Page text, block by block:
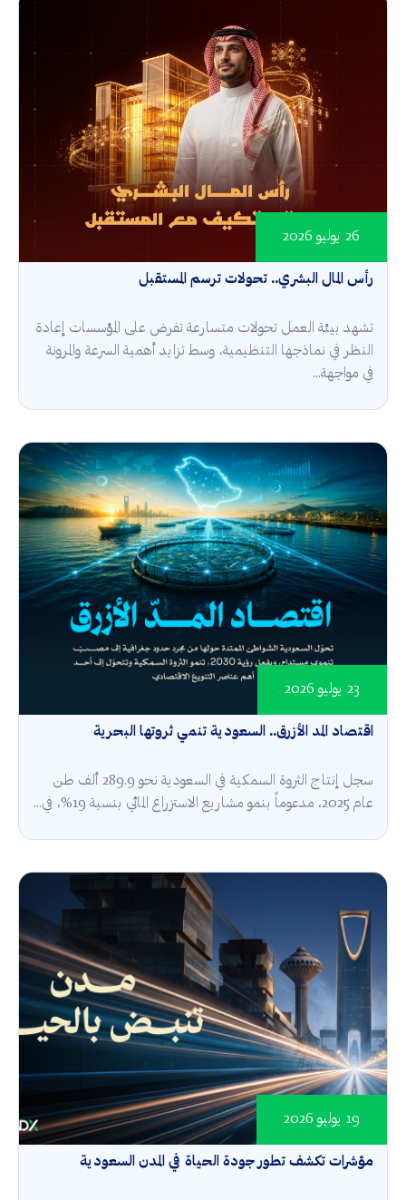
رأس المال البشري.. تحولات ترسم المستقبل
26 يوليو 2026
تشهد بيئة العمل تحولات متسارعة تفرض على المؤسسات إعادة
النظر في نماذجها التنظيمية، وسط تزايد أهمية السرعة والمرونة
في مواجهة...
اقتصاد المد الأزرق.. السعودية تنمي ثروتها البحرية
23 يوليو 2026
سجل إنتاج الثروة السمكية في السعودية نحو 289.9 ألف طن
عام 2025، مدعوماً بنمو مشاريع الاستزراع المائي بنسبة 19%، في...
مؤشرات تكشف تطور جودة الحياة في المدن السعودية
19 يوليو 2026